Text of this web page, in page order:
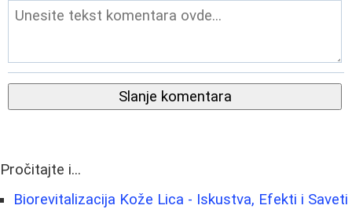
Slanje komentara
Pročitajte i...
Biorevitalizacija Kože Lica - Iskustva, Efekti i Saveti